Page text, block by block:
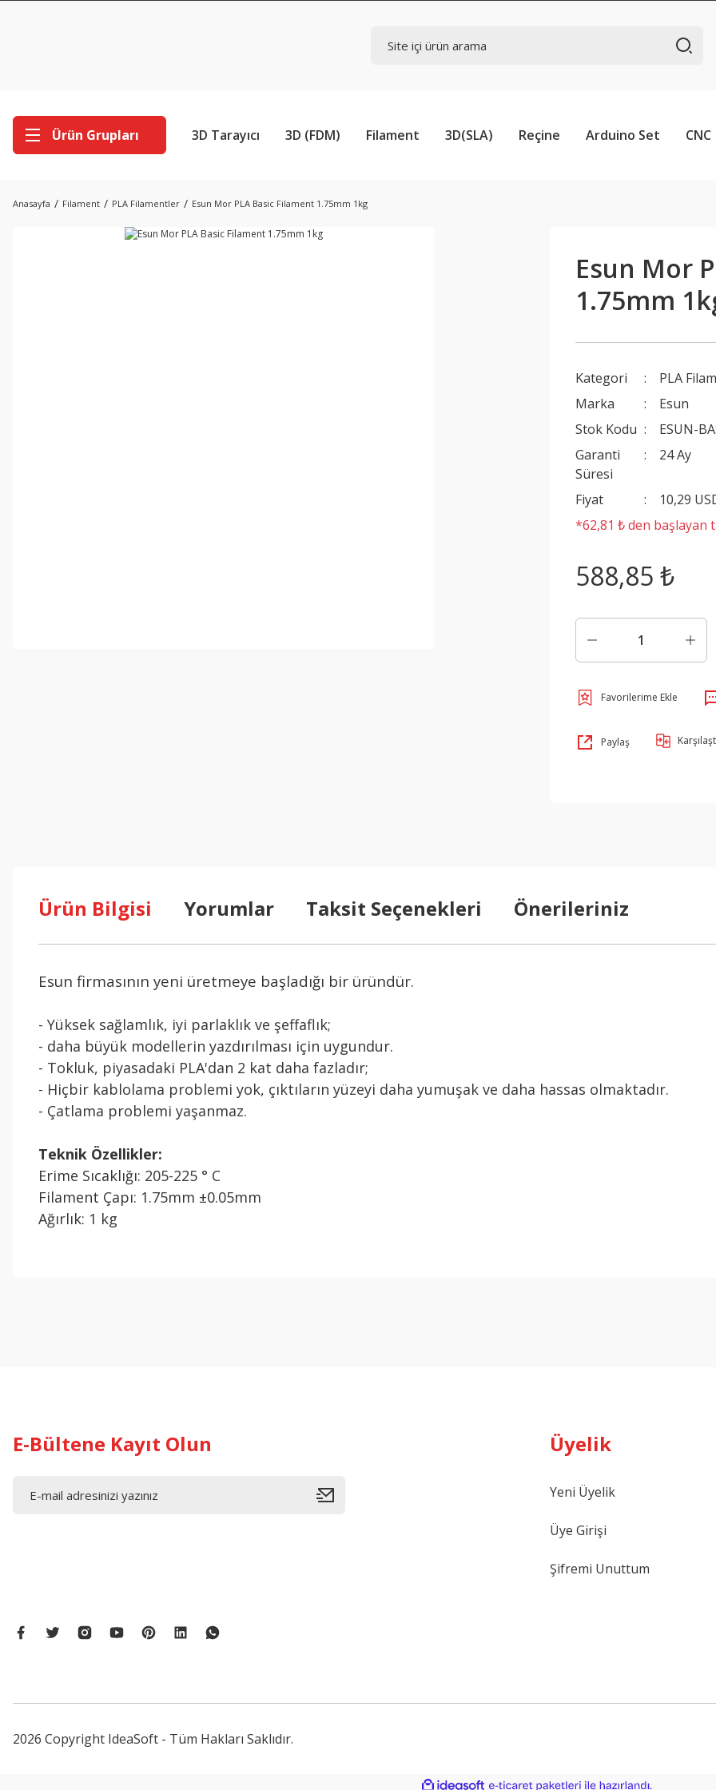
Ürün Grupları 3D Tarayıcı 3D (FDM) Filament 3D(SLA) Reçine Arduino Set CNC
Anasayfa Filament PLA Filamentler Esun Mor PLA Basic Filament 1.75mm 1kg
Esun Mor
1.75mm
Kategori
PLA
Marka
Esun
Stok Kodu
ESUN-
Garanti
Süresi
24 Ay
Fiyat
10,29
*62,81 ₺ den başlayan
588,85 ₺
Paylaş
Ürün Bilgisi Yorumlar Taksit Seçenekleri Önerileriniz
Esun firmasının yeni üretmeye başladığı bir üründür.
- Yüksek sağlamlık, iyi parlaklık ve şeffaflık;
- daha büyük modellerin yazdırılması için uygundur.
- Tokluk, piyasadaki PLA'dan 2 kat daha fazladır;
- Hiçbir kablolama problemi yok, çıktıların yüzeyi daha yumuşak ve daha hassas olmaktadır.
- Çatlama problemi yaşanmaz.
Teknik Özellikler:
Erime Sıcaklığı: 205-225 ° C
Filament Çapı: 1.75mm ±0.05mm
Ağırlık: 1 kg
E-Bültene Kayıt Olun Üyelik
Yeni Üyelik
Üye Girişi
Şifremi Unuttum
2026 Copyright IdeaSoft - Tüm Hakları Saklıdır.
ideasoft e-